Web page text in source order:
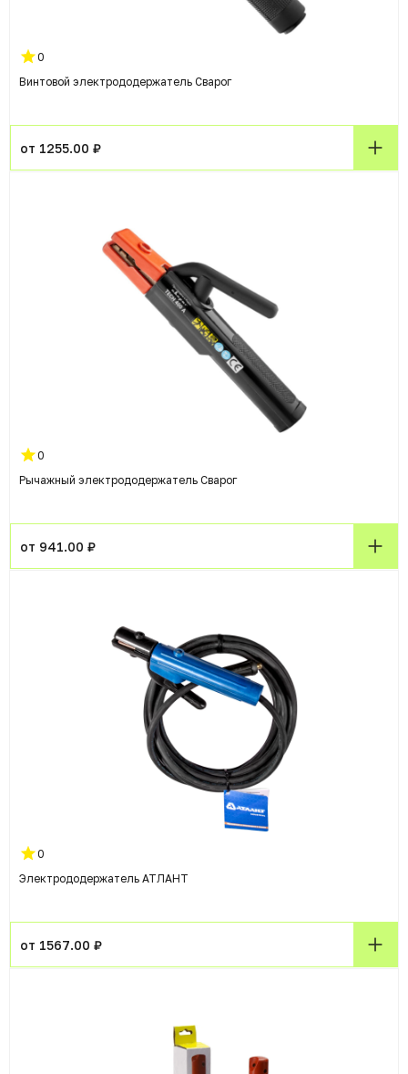
0
Винтовой электрододержатель Сварог
от 1255.00 ₽
0
Рычажный электрододержатель Сварог
от 941.00 ₽
0
Электрододержатель АТЛАНТ
от 1567.00 ₽